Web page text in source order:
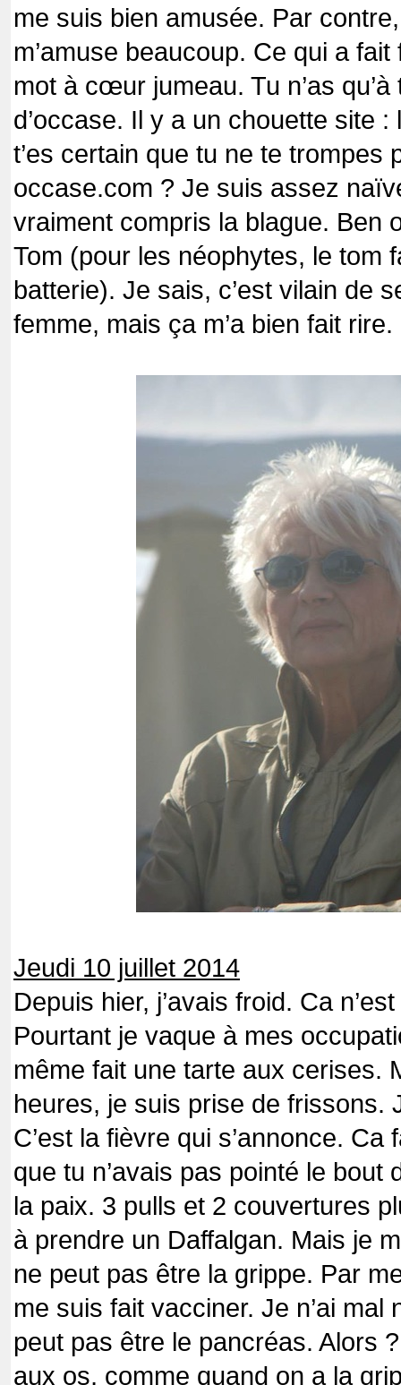
me suis bien amusée. Par
m’amuse beaucoup. Ce qui a
mot à cœur jumeau. Tu n’as qu’à
d’occase. Il y a un chouette site
t’es certain que tu ne te trompes
occase.com ? Je suis assez
vraiment compris la blague. Ben
Tom (pour les néophytes, le tom
batterie). Je sais, c’est vilain de
femme, mais ça m’a bien fait rire.
Jeudi 10 juillet 2014
Depuis hier, j’avais froid. Ca
Pourtant je vaque à mes
même fait une tarte aux cerises.
heures, je suis prise de frissons.
C’est la fièvre qui s’annonce.
que tu n’avais pas pointé le bout
la paix. 3 pulls et 2 couvertures
à prendre un Daffalgan. Mais je
ne peut pas être la grippe. Par
me suis fait vacciner. Je n’ai mal
peut pas être le pancréas. Alors
aux os, comme quand on a la